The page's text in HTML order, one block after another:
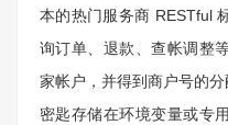
本的热门服务商 RESTful
询订单、退款、查帐调整
家帐户，并得到商户号的
密匙存储在环境变量或专